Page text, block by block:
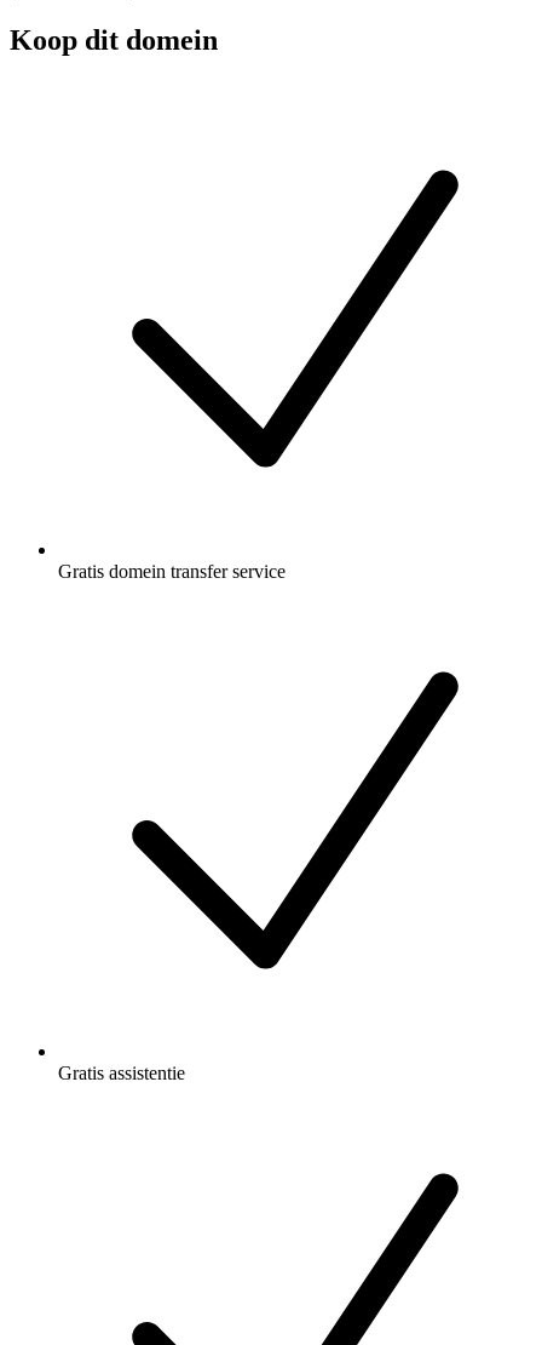
Koop dit domein
Gratis domein transfer service
Gratis assistentie